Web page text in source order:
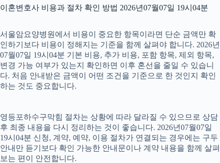
이혼변호사 비용과 절차 확인 방법 2026년07월07일 19시04분
서울암요양병원에서 비용이 중요한 항목이라면 단순 금액만 확
인하기보다 비용이 정해지는 기준을 함께 살펴야 합니다. 2026년
07월07일 19시04분 기본 비용, 추가 비용, 포함 항목, 제외 항목,
변경 가능 여부가 있는지 확인하면 이후 혼선을 줄일 수 있습니
다. 처음 안내받은 금액이 어떤 조건을 기준으로 한 것인지 확인
하는 것도 중요합니다.
영등포하수구막힘 절차는 상황에 따라 달라질 수 있으므로 상담
후 최종 내용을 다시 정리하는 것이 좋습니다. 2026년07월07일
19시04분 신청, 계약, 예약, 이용 절차가 연결되는 경우에는 구두
안내만 듣기보다 확인 가능한 안내문이나 계약 내용을 함께 살펴
보는 편이 안전합니다.